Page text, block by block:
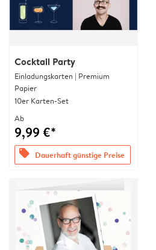
Cocktail Party
Einladungskarten | Premium
Papier
10er Karten-Set
Ab
9,99 €*
offers Dauerhaft günstige Preise